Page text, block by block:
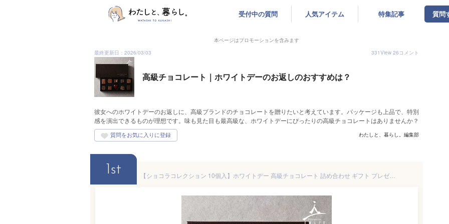
受付中の質問 人気アイテム 特集記事 質問
本ページはプロモーションを含みます
最終更新日：2026/03/03
331View 26コメント
高級チョコレート｜ホワイトデーのお返しのおすすめは？
彼女へのホワイトデーのお返しに、高級ブランドのチョコレートを贈りたいと考えています。パッケージも上品で、特別
感を演出できるものが理想です。味も見た目も最高級な、ホワイトデーにぴったりの高級チョコレートはありませんか？
わたしと、暮らし。編集部
1st